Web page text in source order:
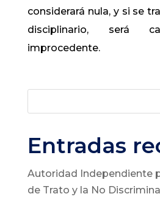
considerará nula, y si se
disciplinario, será
improcedente.
Entradas
Autoridad Independiente
de Trato y la No